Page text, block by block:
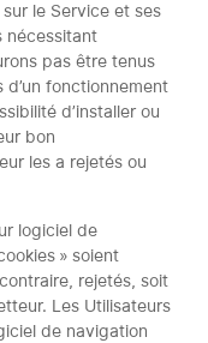
le Service et ses
nécessitant
pas être tenus
fonctionnement
d’installer ou
bon
les a rejetés ou
logiciel de
» soient
rejetés, soit
Les Utilisateurs
de navigation